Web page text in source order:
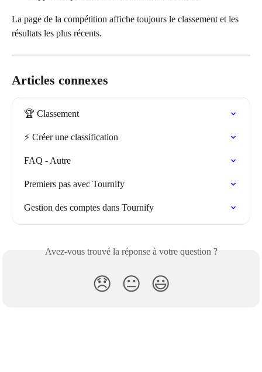
La page de la compétition affiche toujours le classement et les
résultats les plus récents.
Articles connexes
🏆 Classement
⚡️ Créer une classification
FAQ - Autre
Premiers pas avec Tournify
Gestion des comptes dans Tournify
Avez-vous trouvé la réponse à votre question ?
😞 😐 😃